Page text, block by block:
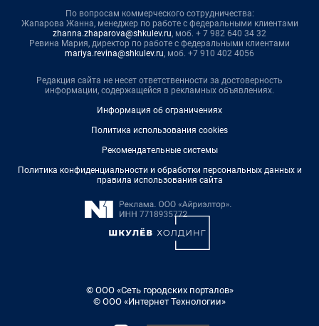
По вопросам коммерческого сотрудничества:
Жапарова Жанна, менеджер по работе с федеральными клиентами
zhanna.zhaparova@shkulev.ru, моб. + 7 982 640 34 32
Ревина Мария, директор по работе с федеральными клиентами
mariya.revina@shkulev.ru, моб. +7 910 402 4056
Редакция сайта не несет ответственности за достоверность
информации, содержащейся в рекламных объявлениях.
Информация об ограничениях
Политика использования cookies
Рекомендательные системы
Политика конфиденциальности и обработки персональных данных и
правила использования сайта
© ООО «Сеть городских порталов»
© ООО «Интернет Технологии»